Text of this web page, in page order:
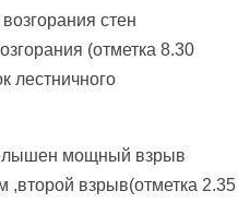
стен
(отметка 8.30
лестничного
мощный взрыв
,второй взрыв(отметка 2.35